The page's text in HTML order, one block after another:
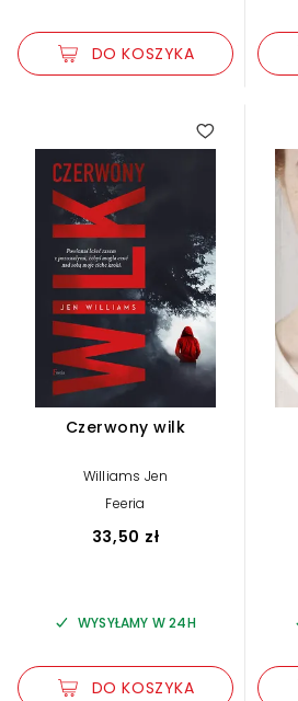
DO KOSZYKA
Czerwony wilk
Williams Jen
Feeria
33,50 zł
WYSYŁAMY W 24H
DO KOSZYKA